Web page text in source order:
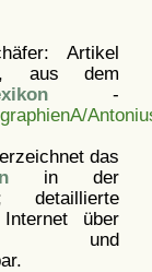
Artikel
aus dem
-
das
in der
detaillierte
über